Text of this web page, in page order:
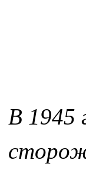
В 1945